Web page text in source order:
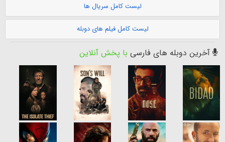
لیست کامل سریال ها
لیست کامل فیلم های دوبله
آخرین دوبله های فارسی با پخش آنلاین